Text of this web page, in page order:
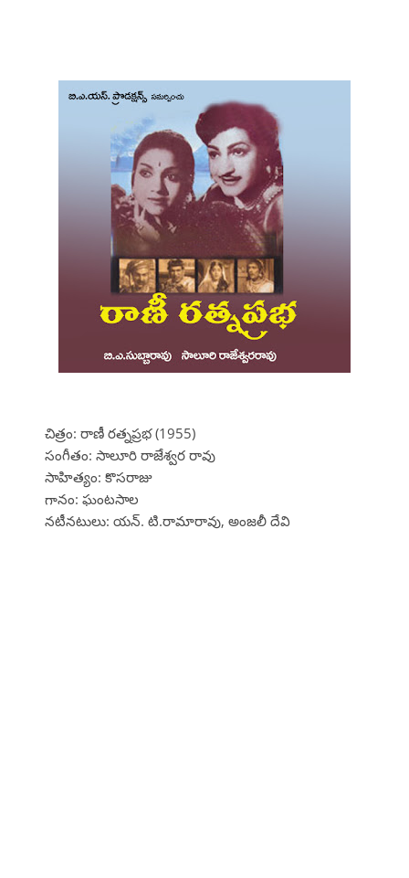
చిత్రం: రాణీ రత్నప్రభ (1955)
సంగీతం: సాలూరి రాజేశ్వర రావు
సాహిత్యం: కొసరాజు
గానం: ఘంటసాల
నటీనటులు: యన్. టి.రామారావు, అంజలీ దేవి